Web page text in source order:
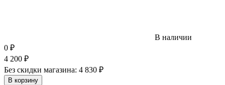
В наличии
0 ₽
4 200 ₽
Без скидки магазина: 4 830 ₽
В корзину